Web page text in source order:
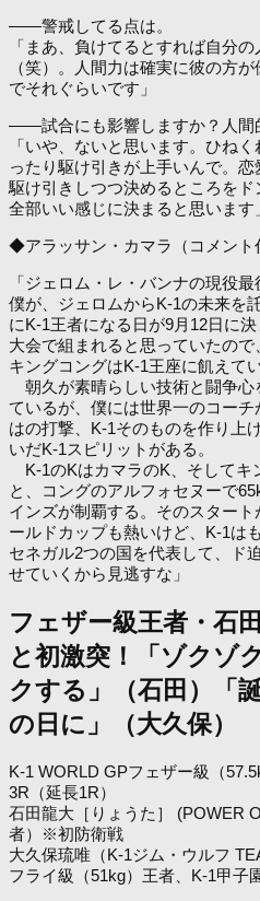
――警戒してる点は。
「まあ、負けてるとすれば自分
（笑）。人間力は確実に彼の方
でそれぐらいです」
――試合にも影響しますか？人間
「いや、ないと思います。ひね
ったり駆け引きが上手いんで。
駆け引きしつつ決めるところをド
全部いい感じに決まると思います
◆アラッサン・カマラ（コメント
「ジェロム・レ・バンナの現役
僕が、ジェロムからK-1の未来を
にK-1王者になる日が9月12日に
大会で組まれると思っていたので
キングコングはK-1王座に飢えてい
朝久が素晴らしい技術と闘争心
ているが、僕には世界一のコー
はの打撃、K-1そのものを作り上
いだK-1スピリットがある。
K-1のKはカマラのK、そしてキ
と、コングのアルフォセヌーで
インズが制覇する。そのスター
ールドカップも熱いけど、K-1は
セネガル2つの国を代表して、ド
せていくから見逃すな」
フェザー級王者・石
と初激突！「ゾクゾ
クする」（石田）「
の日に」（大久保）
K-1 WORLD GPフェザー級（
3R（延長1R）
石田龍大［りょうた］ (POWER
者）※初防衛戦
大久保琉唯（K-1ジム・ウルフ
フライ級（51kg）王者、K-1甲子